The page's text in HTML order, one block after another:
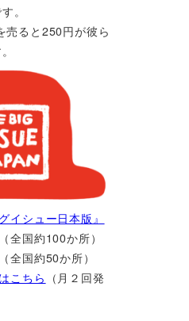
。
売ると250円が彼ら
イシュー日本版』
（全国約100か所）
（全国約50か所）
こちら （月２回発